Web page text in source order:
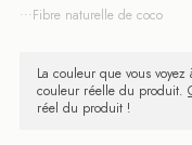
...Fibre naturelle de coco
La couleur que vous
couleur réelle du produit.
réel du produit !